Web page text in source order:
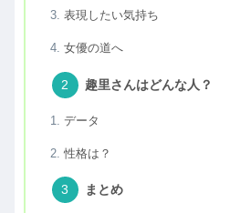
表現したい気持ち
女優の道へ
趣里さんはどんな人？
データ
性格は？
まとめ